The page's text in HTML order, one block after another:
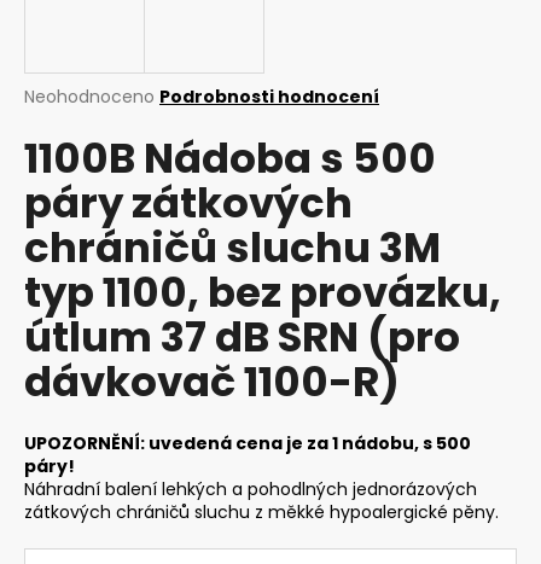
Průměrné
produktu
5
hvězdiček.
Neohodnoceno Podrobnosti hodnocení
1100B Nádoba s 500
páry zátkových
chráničů sluchu 3M
typ 1100, bez provázku,
útlum 37 dB SRN (pro
dávkovač 1100-R)
UPOZORNĚNÍ: uvedená cena je za 1 nádobu, s 500
páry!
Náhradní balení lehkých a pohodlných jednorázových
zátkových chráničů sluchu z měkké hypoalergické pěny.
j
í
?
HLEDAT
D
p
o
r
u
č